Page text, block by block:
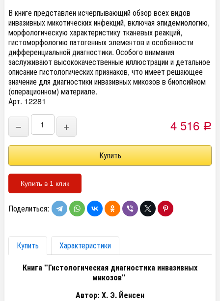
В книге представлен исчерпывающий обзор всех видов
инвазивных микотических инфекций, включая эпидемиологию,
морфологическую характеристику тканевых реакций,
гистоморфологию патогенных элементов и особенности
дифференциальной диагностики. Особого внимания
заслуживают высококачественные иллюстрации и детальное
описание гистологических признаков, что имеет решающее
значение для диагностики инвазивных микозов в биопсийном
(операционном) материале.
Арт. 12281
− + 4 516 Р
Купить в 1 клик
Поделиться:
Купить
Характеристики
Книга "Гистологическая диагностика инвазивных
микозов"
Автор: Х. Э. Йенсен